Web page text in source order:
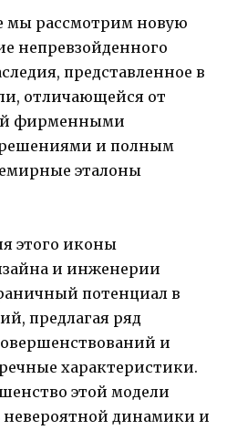
мы рассмотрим новую
непревзойденного
представленное в
отличающейся от
фирменными
и полным
эталоны
этого иконы
и инженерии
потенциал в
предлагая ряд
и
характеристики.
этой модели
невероятной динамики и